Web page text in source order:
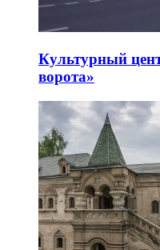
Культурный
ворота»